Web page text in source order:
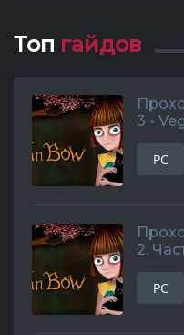
Топ гайдов
3 -
PC
2.
PC